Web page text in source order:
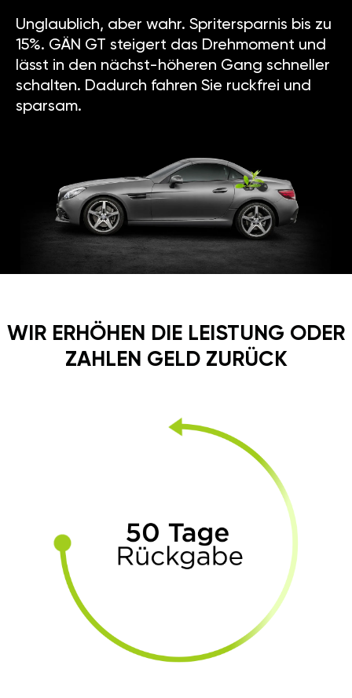
Unglaublich, aber wahr. Spritersparnis bis zu
15%. GÄN GT steigert das Drehmoment und
lässt in den nächst-höheren Gang schneller
schalten. Dadurch fahren Sie ruckfrei und
sparsam.
WIR ERHÖHEN DIE LEISTUNG ODER
ZAHLEN GELD ZURÜCK